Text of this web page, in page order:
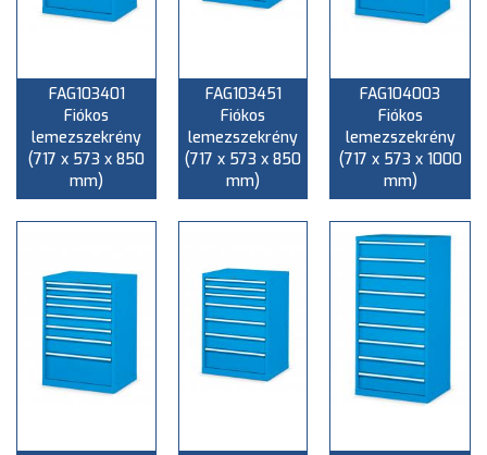
FAG103401
Fiókos
lemezszekrény
(717 x 573 x 850
mm)
FAG103451
Fiókos
lemezszekrény
(717 x 573 x 850
mm)
FAG104003
Fiókos
lemezszekrény
(717 x 573 x 1000
mm)